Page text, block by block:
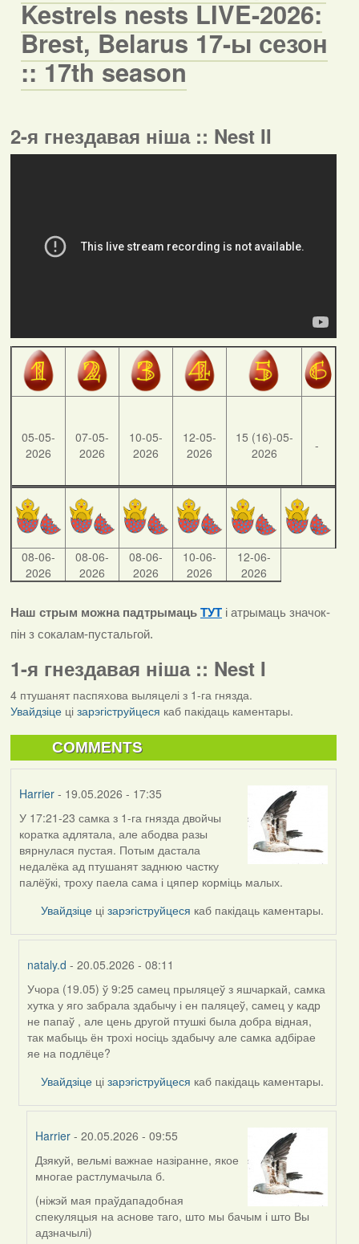
Kestrels nests LIVE-2026:
Brest, Belarus 17-ы сезон
:: 17th season
2-я гнездавая ніша :: Nest II
05-05-
2026
07-05-
2026
10-05-
2026
12-05-
2026
15 (16)-05-
2026
-
08-06-
2026
08-06-
2026
08-06-
2026
10-06-
2026
12-06-
2026
Наш стрым можна падтрымаць ТУТ і атрымаць значок-
пін з сокалам-пустальгой.
1-я гнездавая ніша :: Nest I
4 птушанят паспяхова выляцелі з 1-га гнязда.
Увайдзіцеці зарэгіструйцеся каб пакідаць каментары.
COMMENTS
Harrier- 19.05.2026 - 17:35
У 17:21-23 самка з 1-га гнязда двойчы
коратка адлятала, але абодва разы
вярнулася пустая. Потым дастала
недалёка ад птушанят заднюю частку
палёўкі, троху паела сама і цяпер корміць малых.
Увайдзіце цізарэгіструйцеся каб пакідаць каментары.
nataly.d - 20.05.2026 - 08:11
In
reply
to
by
Harrier
Учора (19.05) ў 9:25 самец прыляцеў з яшчаркай, самка
хутка у яго забрала здабычу і ен паляцеў, самец у кадр
не папаў , але цень другой птушкі была добра відная,
так мабыць ён трохі носіць здабычу але самка адбірае
яе на подлёце?
Увайдзіце цізарэгіструйцеся каб пакідаць каментары.
Harrier - 20.05.2026 - 09:55
In
reply
to
by
nataly.d
Дзякуй, вельмі важнае назіранне, якое
многае растлумачыла б.
(ніжэй мая праўдападобная
спекуляцыя на аснове таго, што мы бачым і што Вы
адзначылі)